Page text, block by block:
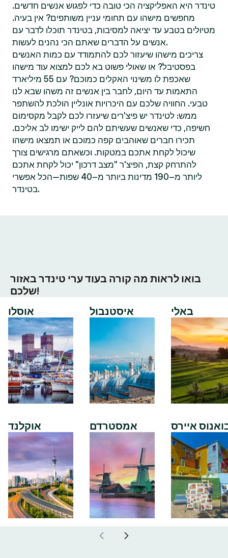
טינדר היא האפליקציה הכי טובה כדי לפגוש אנשים חדשים.
מחפשים מישהו עם תחומי עניין משותפים? אין בעיה.
מטיולים בטבע עד יציאה למסיבות, בטינדר תוכלו לדבר עם
אנשים על הדברים שאתם הכי נהנים לעשות.
צריכים מישהו שיעזור לכם להתמודד עם כמות האנשים
בפסטיבל? או שאולי פשוט בא לכם למצוא עוד מישהו
שאכפת לו משינוי האקלים כמוכם? עם 55 מיליארד
התאמות עד היום, לחבר בין אנשים זה משהו שבא לנו
טבעי. החוויה שלכם עם היכרויות אונליין הולכת להשתפר
ממש: לטינדר יש פיצ'רים שיעזרו לכם לקבל מקסימום
חשיפה, כדי שאנשים שעשיתם להם לייק ישימו לב אליכם.
תכירו חברים שאוהבים קפה כמוכם או תמצאו מישהו
שיכול לקחת אתכם במטקות. וכשאתם מרגישים צורך
להתרחק קצת, הפיצ'ר "מצב דרכון" יכול לקחת אתכם
ליותר מ–190 מדינות ביותר מ–40 שפות—הכל אפשרי
בטינדר.
בואו לראות מה קורה בעוד ערי טינדר באזור
שלכם!
אוסלו
אוקלנד
איסטנבול
אמסטרדם
באלי
איירס